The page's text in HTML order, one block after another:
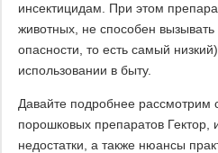
инсектицидам. При этом
животных, не способен вызывать
опасности, то есть самый
использовании в быту.
Давайте подробнее рассмотрим
порошковых препаратов Гектор,
недостатки, а также нюансы